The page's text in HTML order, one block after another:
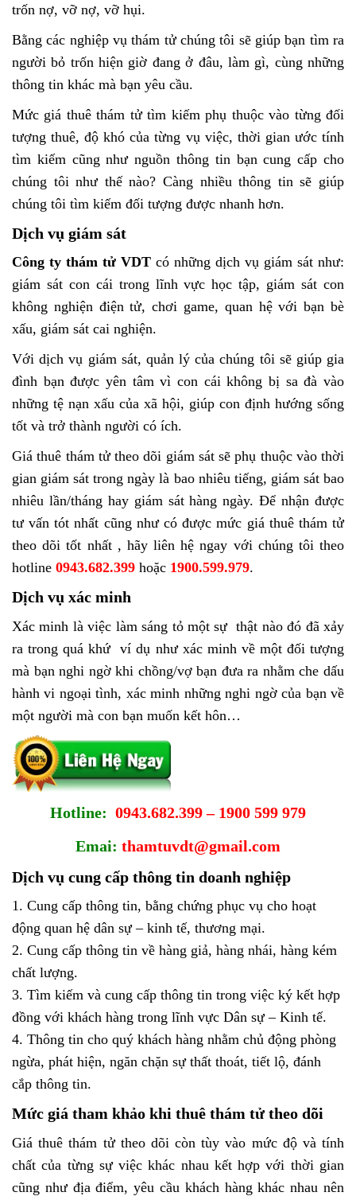
trốn nợ, vỡ nợ, vỡ hụi.
Bằng các nghiệp vụ thám tử chúng tôi sẽ giúp bạn tìm ra
người bỏ trốn hiện giờ đang ở đâu, làm gì, cùng những
thông tin khác mà bạn yêu cầu.
Mức giá thuê thám tử tìm kiếm phụ thuộc vào từng đối
tượng thuê, độ khó của từng vụ việc, thời gian ước tính
tìm kiếm cũng như nguồn thông tin bạn cung cấp cho
chúng tôi như thế nào? Càng nhiều thông tin sẽ giúp
chúng tôi tìm kiếm đối tượng được nhanh hơn.
Dịch vụ giám sát
Công ty thám tử VDT có những dịch vụ giám sát như:
giám sát con cái trong lĩnh vực học tập, giám sát con
không nghiện điện tử, chơi game, quan hệ với bạn bè
xấu, giám sát cai nghiện.
Với dịch vụ giám sát, quản lý của chúng tôi sẽ giúp gia
đình bạn được yên tâm vì con cái không bị sa đà vào
những tệ nạn xấu của xã hội, giúp con định hướng sống
tốt và trở thành người có ích.
Giá thuê thám tử theo dõi giám sát sẽ phụ thuộc vào thời
gian giám sát trong ngày là bao nhiêu tiếng, giám sát bao
nhiêu lần/tháng hay giám sát hàng ngày. Để nhận được
tư vấn tót nhất cũng như có được mức giá thuê thám tử
theo dõi tốt nhất , hãy liên hệ ngay với chúng tôi theo
hotline 0943.682.399 hoặc 1900.599.979.
Dịch vụ xác minh
Xác minh là việc làm sáng tỏ một sự thật nào đó đã xảy
ra trong quá khứ ví dụ như xác minh về một đối tượng
mà bạn nghi ngờ khi chồng/vợ bạn đưa ra nhằm che dấu
hành vi ngoại tình, xác minh những nghi ngờ của bạn về
một người mà con bạn muốn kết hôn…
Hotline: 0943.682.399 – 1900 599 979
Emai: thamtuvdt@gmail.com
Dịch vụ cung cấp thông tin doanh nghiệp
1. Cung cấp thông tin, bằng chứng phục vụ cho hoạt
động quan hệ dân sự – kinh tế, thương mại.
2. Cung cấp thông tin về hàng giả, hàng nhái, hàng kém
chất lượng.
3. Tìm kiếm và cung cấp thông tin trong việc ký kết hợp
đồng với khách hàng trong lĩnh vực Dân sự – Kinh tế.
4. Thông tin cho quý khách hàng nhằm chủ động phòng
ngừa, phát hiện, ngăn chặn sự thất thoát, tiết lộ, đánh
cắp thông tin.
Mức giá tham khảo khi thuê thám tử theo dõi
Giá thuê thám tử theo dõi còn tùy vào mức độ và tính
chất của từng sự việc khác nhau kết hợp với thời gian
cũng như địa điểm, yêu cầu khách hàng khác nhau nên